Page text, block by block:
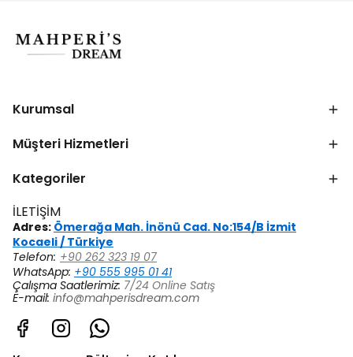
Kurumsal
Müşteri Hizmetleri
Kategoriler
İLETİŞİM
Adres: Ömerağa Mah. İnönü Cad. No:154/B İzmit
Kocaeli / Türkiye
Telefon: +90 262 323 19 07
WhatsApp: +90 555 995 01 41
Çalışma Saatlerimiz: 7/24 Online Satış
E-mail: info@mahperisdream.com